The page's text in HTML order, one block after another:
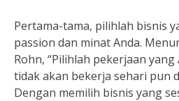
Pertama-tama, pilihlah bisnis
passion dan minat Anda.
Rohn, “Pilihlah pekerjaan yang
tidak akan bekerja sehari pun
Dengan memilih bisnis yang